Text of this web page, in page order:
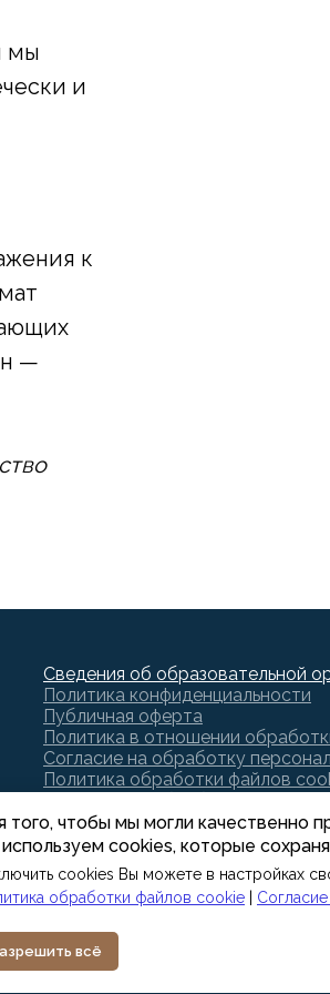
того, чтобы мы могли качественно
cookies, которые
cookies Вы можете в настройках
обработки файлов cookie
всё
мы
и
к
—
Сведения об образовательной
Политика конфиденциальности
Публичная оферта
Политика в отношении
Согласие на обработку
Политика обработки файлов